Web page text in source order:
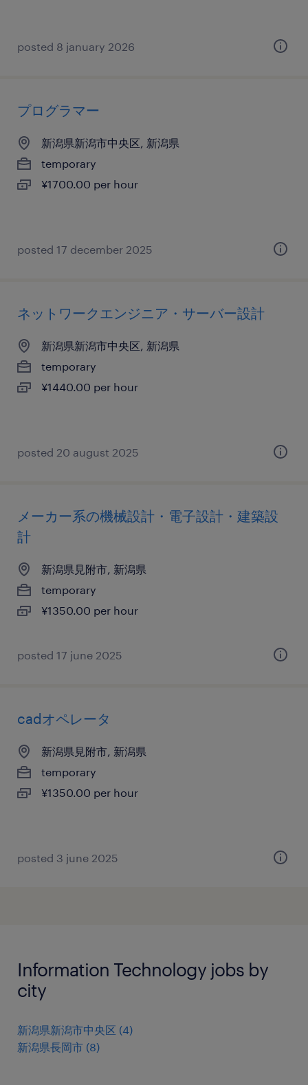
posted 8 january 2026
プログラマー
新潟県新潟市中央区, 新潟県
temporary
¥1700.00 per hour
posted 17 december 2025
ネットワークエンジニア・サーバー設計
新潟県新潟市中央区, 新潟県
temporary
¥1440.00 per hour
posted 20 august 2025
メーカー系の機械設計・電子設計・建築設
計
新潟県見附市, 新潟県
temporary
¥1350.00 per hour
posted 17 june 2025
cadオペレータ
新潟県見附市, 新潟県
temporary
¥1350.00 per hour
posted 3 june 2025
Information Technology jobs by
city
新潟県新潟市中央区 (4)
新潟県長岡市 (8)